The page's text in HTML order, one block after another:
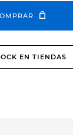
EN TIENDAS